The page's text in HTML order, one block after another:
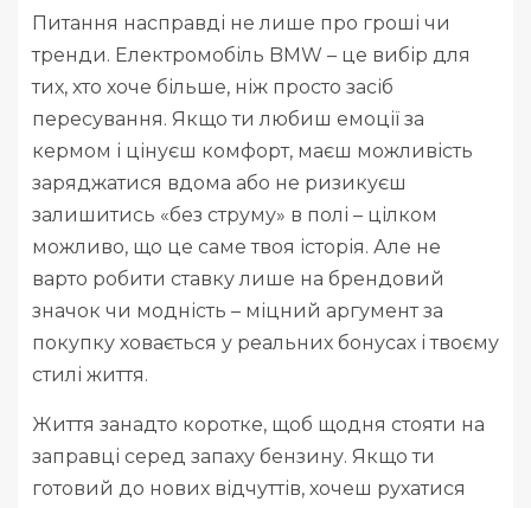
Питання насправді не лише про гроші чи
тренди. Електромобіль BMW – це вибір для
тих, хто хоче більше, ніж просто засіб
пересування. Якщо ти любиш емоції за
кермом і цінуєш комфорт, маєш можливість
заряджатися вдома або не ризикуєш
залишитись «без струму» в полі – цілком
можливо, що це саме твоя історія. Але не
варто робити ставку лише на брендовий
значок чи модність – міцний аргумент за
покупку ховається у реальних бонусах і твоєму
стилі життя.
Життя занадто коротке, щоб щодня стояти на
заправці серед запаху бензину. Якщо ти
готовий до нових відчуттів, хочеш рухатися